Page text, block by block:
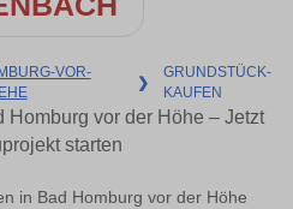
VOR-
❯
GRUNDSTÜCK-
KAUFEN
Homburg vor der Höhe – Jetzt
starten
in Bad Homburg vor der Höhe